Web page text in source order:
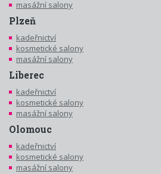
masážní salony
Plzeň
kadeřnictví
kosmetické salony
masážní salony
Liberec
kadeřnictví
kosmetické salony
masážní salony
Olomouc
kadeřnictví
kosmetické salony
masážní salony